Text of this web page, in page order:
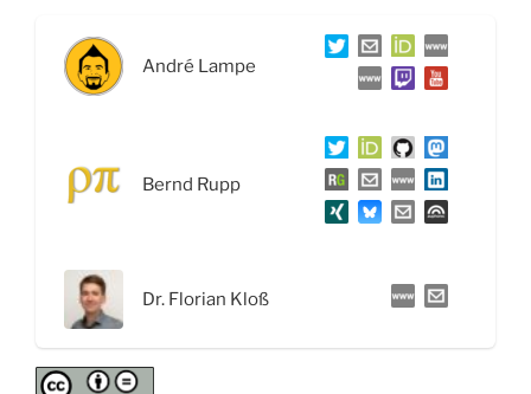
Resistenzen:
Geschichte,
Antiinfektiva-
Interview
Dr.
Florian
André Lampe
Bernd Rupp
Dr. Florian Kloß